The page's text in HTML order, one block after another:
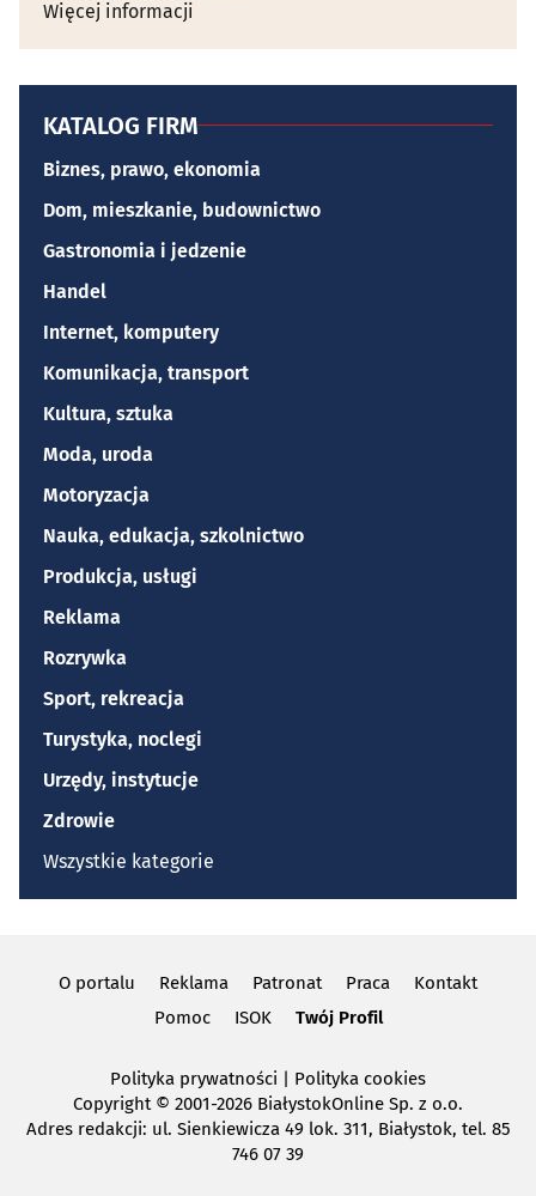
Więcej informacji
KATALOG FIRM
Biznes, prawo, ekonomia
Dom, mieszkanie, budownictwo
Gastronomia i jedzenie
Handel
Internet, komputery
Komunikacja, transport
Kultura, sztuka
Moda, uroda
Motoryzacja
Nauka, edukacja, szkolnictwo
Produkcja, usługi
Reklama
Rozrywka
Sport, rekreacja
Turystyka, noclegi
Urzędy, instytucje
Zdrowie
Wszystkie kategorie
O portalu Reklama Patronat Praca
Kontakt
Pomoc
ISOK Twój Profil
Polityka prywatności | Polityka cookies
Copyright© 2001-2026 BiałystokOnline Sp. z o.o.
Adres redakcji: ul. Sienkiewicza 49 lok. 311, Białystok, tel. 85
746 07 39